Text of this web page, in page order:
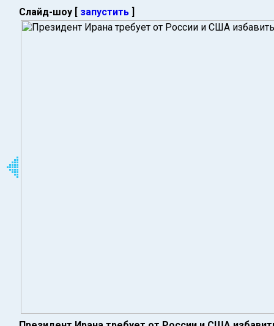
Слайд-шоу [ запустить ]